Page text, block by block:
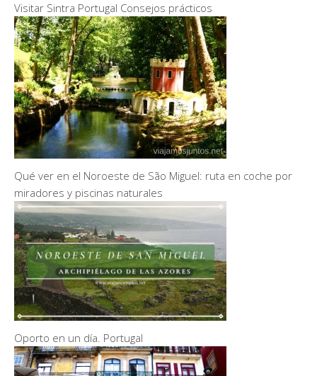
Visitar Sintra Portugal Consejos prácticos
Qué ver en el Noroeste de São Miguel: ruta en coche por
miradores y piscinas naturales
Oporto en un día. Portugal